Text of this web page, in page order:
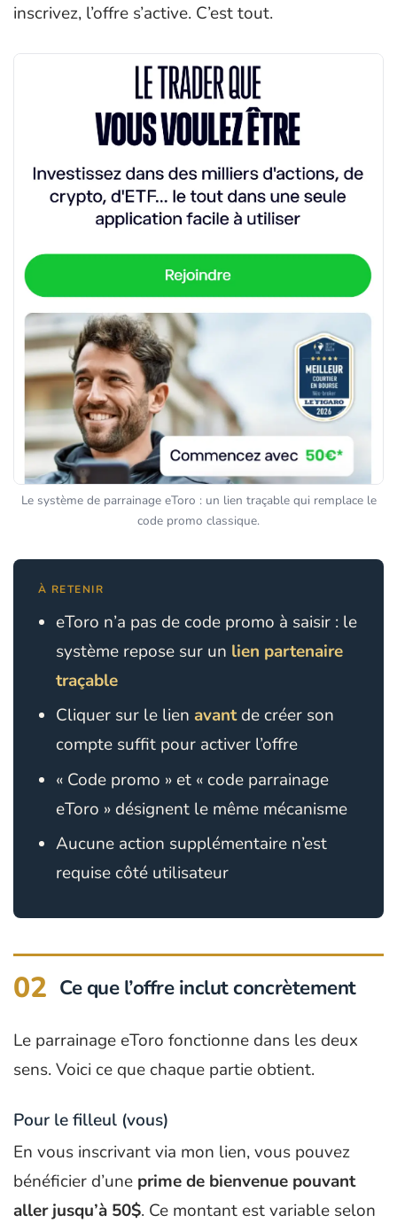
inscrivez, l’offre s’active. C’est tout.
Le système de parrainage eToro : un lien traçable qui remplace le
code promo classique.
À RETENIR
eToro n’a pas de code promo à saisir : le
système repose sur un lien partenaire
traçable
Cliquer sur le lien avantde créer son
compte suffit pour activer l’offre
« Code promo » et « code parrainage
eToro » désignent le même mécanisme
Aucune action supplémentaire n’est
requise côté utilisateur
02 Ce que l’offre inclut concrètement
Le parrainage eToro fonctionne dans les deux
sens. Voici ce que chaque partie obtient.
Pour le filleul (vous)
En vous inscrivant via mon lien, vous pouvez
bénéficier d’une prime de bienvenue pouvant
aller jusqu’à 50$. Ce montant est variable selon